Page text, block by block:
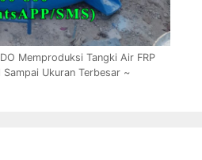
Memproduksi Tangki Air FRP
Ukuran Terbesar ~